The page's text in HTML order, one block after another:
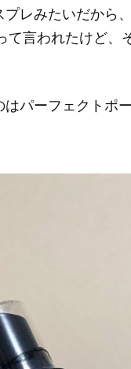
レみたいだから
て言われたけど、
パーフェクトポ